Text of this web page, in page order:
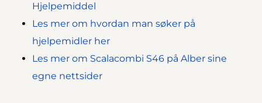
Hjelpemiddel
Les mer om hvordan man søker på
hjelpemidler her
Les mer om Scalacombi S46 på Alber sine
egne nettsider